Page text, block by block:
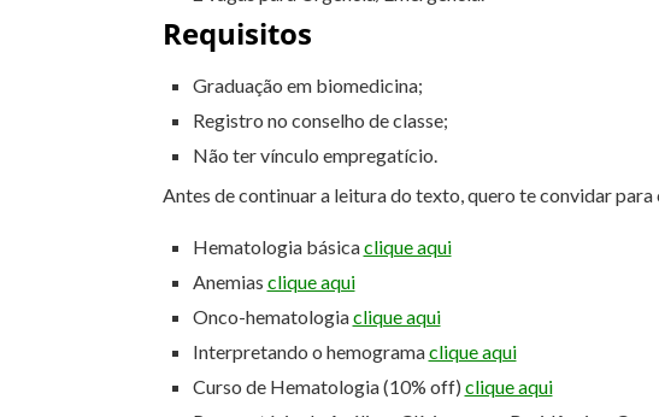
Requisitos
Graduação em biomedicina;
Registro no conselho de classe;
Não ter vínculo empregatício.
Antes de continuar a leitura do texto, quero te convidar para
Hematologia básicaclique aqui
Anemias clique aqui
Onco-hematologiaclique aqui
Interpretando o hemogramaclique aqui
Curso de Hematologia (10% off) clique aqui